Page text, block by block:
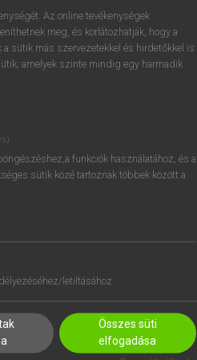
elindításához
ésbelépek.
REGISZTRÁCIÓ
Az online tevékenységek
meg, és korlátozhatják, hogy a
sütik más szervezetekkel és hirdetőkkel is
amelyek szinte mindig egy harmadik
funkciók használatához, és a
sütik közé tartoznak többek között a
letiltásához.
Összes süti
elfogadása